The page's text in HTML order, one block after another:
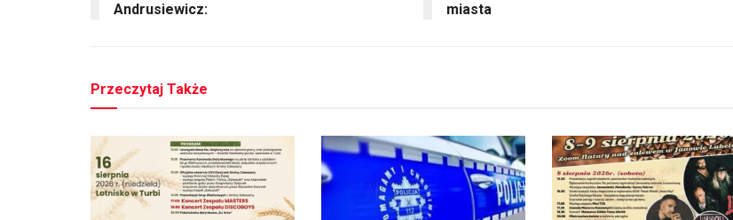
Andrusiewicz:
miasta
Przeczytaj Także